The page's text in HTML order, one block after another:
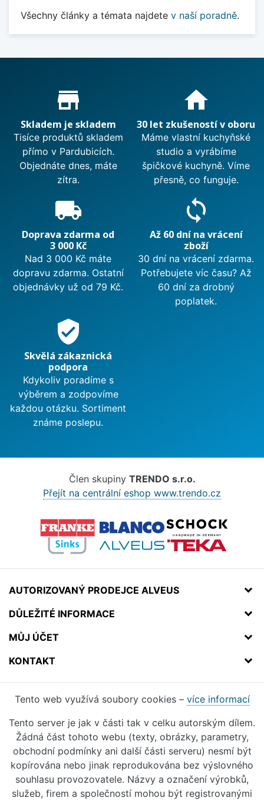
Všechny články a témata najdete v naší poradně.
Proč nakupovat u nás?
store_mall_directory
Skladem je skladem
Tisíce produktů skladem
přímo v Pardubicích.
Objednáte dnes, máte
zítra.
home
30 let zkušeností v oboru
Máme vlastní kuchyňské
studio a vyrábíme
špičkové kuchyně. Víme
přesně, co funguje.
local_shipping
Doprava zdarma od
3 000 Kč
Nad 3 000 Kč máte
dopravu zdarma. Ostatní
objednávky už od 79 Kč.
sync
Až 60 dní na vrácení
zboží
30 dní na vrácení zdarma.
Potřebujete víc času? Až
60 dní za drobný
poplatek.
verified_user
Skvělá zákaznická
podpora
Kdykoliv poradíme s
výběrem a zodpovíme
každou otázku. Sortiment
známe poslepu.
Člen skupiny TRENDO s.r.o.
Přejít na centrální eshop www.trendo.cz
AUTORIZOVANÝ PRODEJCE ALVEUS
DŮLEŽITÉ INFORMACE
MŮJ ÚČET
KONTAKT
Tento web využívá soubory cookies – více informací
Tento server je jak v části tak v celku autorským dílem.
Žádná část tohoto webu (texty, obrázky, parametry,
obchodní podmínky ani další části serveru) nesmí být
kopírována nebo jinak reprodukována bez výslovného
souhlasu provozovatele. Názvy a označení výrobků,
služeb, firem a společností mohou být registrovanými